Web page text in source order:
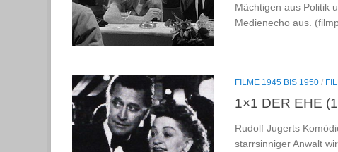
Mächtigen aus Politik
Medienecho aus.
FILME 1945 BIS 1950 /
1×1 DER EHE
Rudolf Jugerts
starrsinniger Anwalt